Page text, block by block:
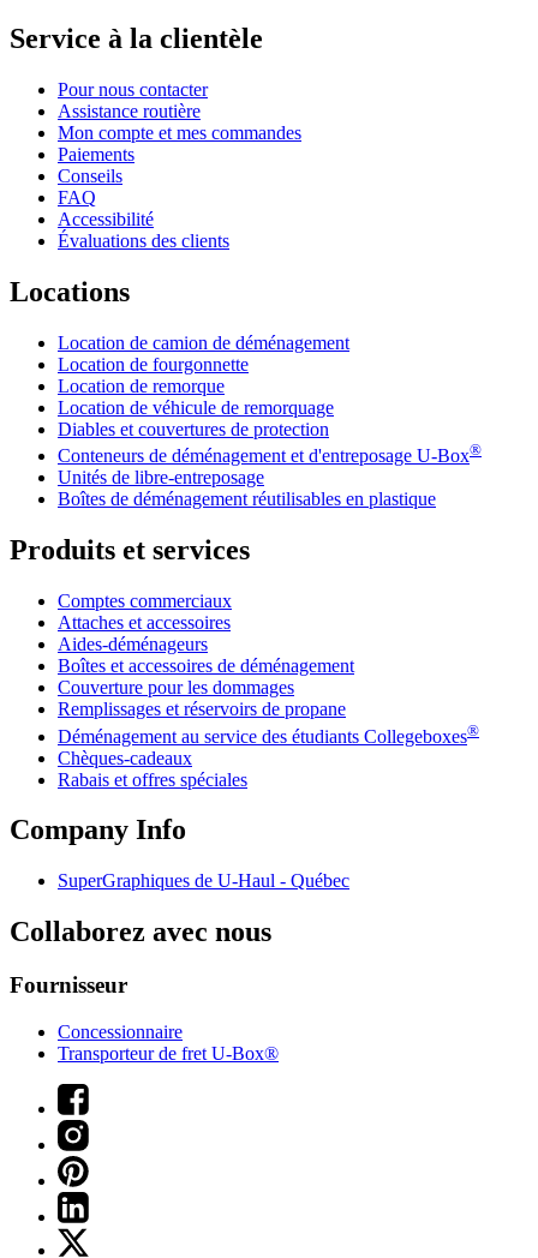
Service à la clientèle
Pour nous contacter
Assistance routière
Mon compte et mes commandes
Paiements
Conseils
FAQ
Accessibilité
Évaluations des clients
Locations
Location de camion de déménagement
Location de fourgonnette
Location de remorque
Location de véhicule de remorquage
Diables et couvertures de protection
Conteneurs de déménagement et d'entreposage U-Box®
Unités de libre-entreposage
Boîtes de déménagement réutilisables en plastique
Produits et services
Comptes commerciaux
Attaches et accessoires
Aides-déménageurs
Boîtes et accessoires de déménagement
Couverture pour les dommages
Remplissages et réservoirs de propane
Déménagement au service des étudiants Collegeboxes®
Chèques-cadeaux
Rabais et offres spéciales
Company Info
SuperGraphiques de U-Haul - Québec
Collaborez avec nous
Fournisseur
Concessionnaire
Transporteur de fret U-Box®